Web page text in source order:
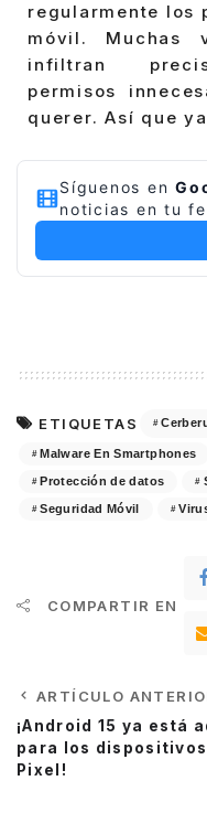
regularmente los
móvil. Muchas
infiltran
permisos
querer. Así que
Síguenos en
noticias en tu
ETIQUETAS
Malware En Smartphones
Protección de datos
Seguridad Móvil
COMPARTIR EN
ARTÍCULO
¡Android 15 ya está
para los dispositivos
Pixel!